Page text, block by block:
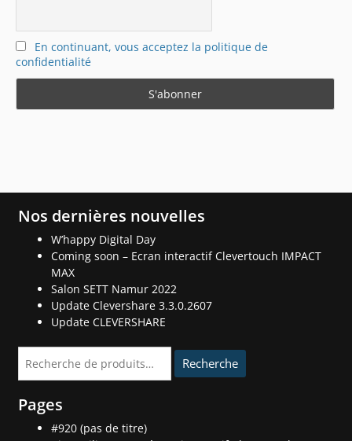
En continuant, vous acceptez la politique de
confidentialité
Nos dernières nouvelles
W’happy Digital Day
Coming soon – Ecran interactif Clevertouch IMPACT
MAX
Salon SETT Namur 2022
Update Clevershare 3.3.0.2607
Update CLEVERSHARE
pour :
Recherche
Pages
#920 (pas de titre)